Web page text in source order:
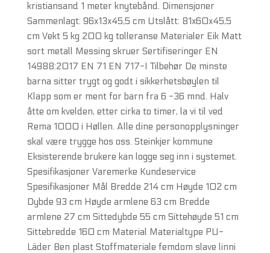
kristiansand 1 meter knytebånd. Dimensjoner
Sammenlagt: 96x13x45,5 cm Utslått: 81x60x45,5
cm Vekt 5 kg 200 kg tolleranse Materialer Eik Matt
sort metall Messing skruer Sertifiseringer EN
14988:2017 EN 71 EN 717-I Tilbehør De minste
barna sitter trygt og godt i sikkerhetsbøylen til
Klapp som er ment for barn fra 6 -36 mnd. Halv
åtte om kvelden, etter cirka to timer, la vi til ved
Rema 1000 i Høllen. Alle dine personopplysninger
skal være trygge hos oss. Steinkjer kommune
Eksisterende brukere kan logge seg inn i systemet.
Spesifikasjoner Varemerke Kundeservice
Spesifikasjoner Mål Bredde 214 cm Høyde 102 cm
Dybde 93 cm Høyde armlene 63 cm Bredde
armlene 27 cm Sittedybde 55 cm Sittehøyde 51 cm
Sittebredde 160 cm Material Materialtype PU-
Läder Ben plast Stoffmateriale femdom slave linni